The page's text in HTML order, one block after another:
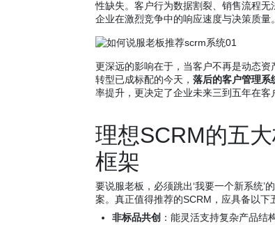
性缺失。客户行为数据割裂、销售流程无
企业在激烈竞争中的响应速度与决策质量。
更深远的影响在于，当客户不再是动态
转型已成标配的今天， 落后的客户管理系
率提升，更决定了企业未来三到五年在客
理想SCRM的五
框架
要说服老板，必须跳出‘我要一个新系统’
案。真正值得推荐的SCRM，应具备以下
非标品共创 ：能灵活支持复杂产品结